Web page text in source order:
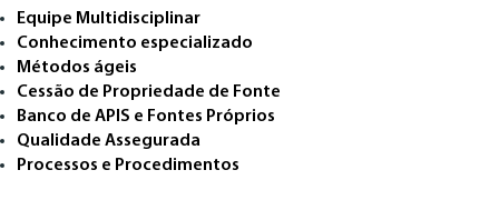
Equipe Multidisciplinar
Conhecimento especializado
Métodos ágeis
Cessão de Propriedade de Fonte
Banco de APIS e Fontes Próprios
Qualidade Assegurada
Processos e Procedimentos